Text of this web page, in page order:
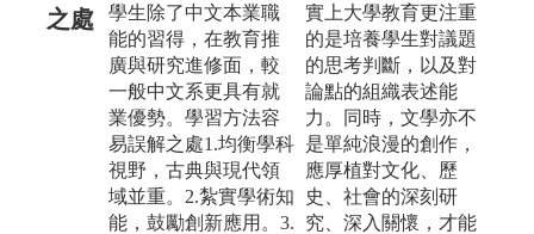
之處
學生除了中文本業職
能的習得，在教育推
廣與研究進修面，較
一般中文系更具有就
業優勢。學習方法容
易誤解之處1.均衡學科
視野，古典與現代領
域並重。2.紮實學術知
能，鼓勵創新應用。3.
實上大學教育更注重
的是培養學生對議題
的思考判斷，以及對
論點的組織表述能
力。同時，文學亦不
是單純浪漫的創作，
應厚植對文化、歷
史、社會的深刻研
究、深入關懷，才能